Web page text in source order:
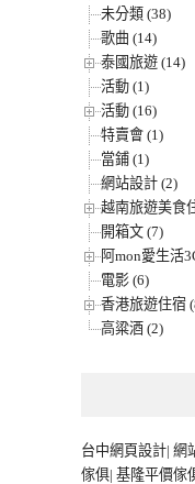
未分類 (38)
歌曲 (14)
泰國旅遊 (14)
活動 (1)
活動 (16)
特賣會 (1)
當鋪 (1)
網站設計 (2)
越南旅遊美食
開箱文 (7)
阿mon愛生活
電影 (6)
香港旅遊住宿
高粱酒 (2)
台中網頁設計| 網
傢俱| 基隆平價傢